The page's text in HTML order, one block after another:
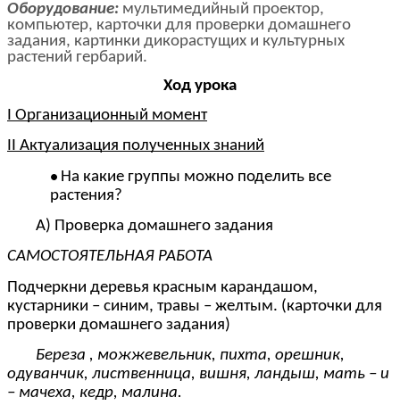
Оборудование: мультимедийный проектор,
компьютер, карточки для проверки домашнего
задания, картинки дикорастущих и культурных
растений гербарий.
Ход урока
I Организационный момент
II Актуализация полученных знаний
На какие группы можно поделить все
растения?
А) Проверка домашнего задания
САМОСТОЯТЕЛЬНАЯ РАБОТА
Подчеркни деревья красным карандашом,
кустарники – синим, травы – желтым. (карточки для
проверки домашнего задания)
Береза , можжевельник, пихта, орешник,
одуванчик, лиственница, вишня, ландыш, мать – и
– мачеха, кедр, малина.